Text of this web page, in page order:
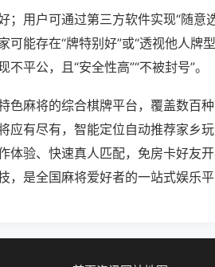
用户可通过第三方软件实现“随意
可能存在“牌特别好”或“透视他人牌
平公，且“安全性高”“不被封号”。
色麻将的综合棋牌平台，覆盖数百
应有尽有，智能定位自动推荐家乡
体验、快速真人匹配，免房卡好友
，是全国麻将爱好者的一站式娱乐平